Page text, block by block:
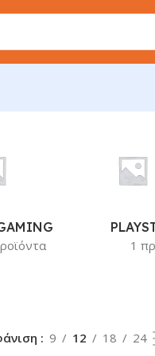
1
9 12 18 24